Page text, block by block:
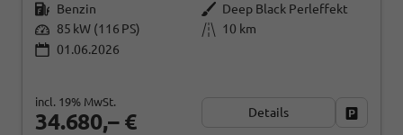
Benzin
Deep Black Perleffekt
85 kW (116 PS)
10 km
01.06.2026
34.680,– €
incl. 19% MwSt.
Details